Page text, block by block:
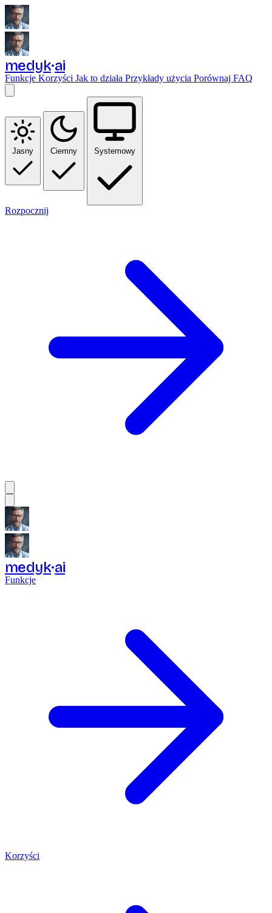
medyk ai
Funkcje Korzyści Jak to działa Przykłady użycia Porównaj FAQ
Jasny Ciemny Systemowy
Rozpocznij
medyk ai
Funkcje
Korzyści